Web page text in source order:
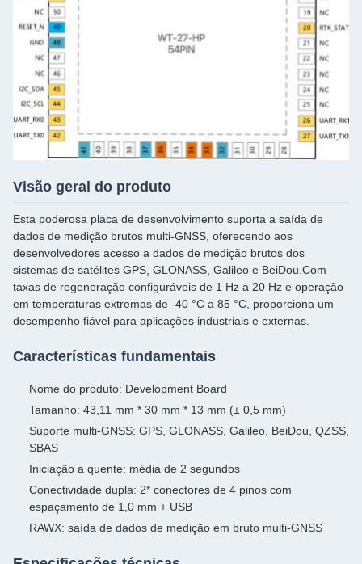
Visão geral do produto
Esta poderosa placa de desenvolvimento suporta a saída de
dados de medição brutos multi-GNSS, oferecendo aos
desenvolvedores acesso a dados de medição brutos dos
sistemas de satélites GPS, GLONASS, Galileo e BeiDou.Com
taxas de regeneração configuráveis de 1 Hz a 20 Hz e operação
em temperaturas extremas de -40 °C a 85 °C, proporciona um
desempenho fiável para aplicações industriais e externas.
Características fundamentais
Nome do produto: Development Board
Tamanho: 43,11 mm * 30 mm * 13 mm (± 0,5 mm)
Suporte multi-GNSS: GPS, GLONASS, Galileo, BeiDou, QZSS,
SBAS
Iniciação a quente: média de 2 segundos
Conectividade dupla: 2* conectores de 4 pinos com
espaçamento de 1,0 mm + USB
RAWX: saída de dados de medição em bruto multi-GNSS